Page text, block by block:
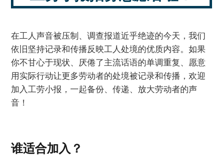
在工人声音被压制、调查报道近乎绝迹的今天，我们
依旧坚持记录和传播反映工人处境的优质内容。如果
你不甘心于现状、厌倦了主流话语的单调重复、愿意
用实际行动让更多劳动者的处境被记录和传播，欢迎
加入工劳小报，一起备份、传递、放大劳动者的声
音！
谁适合加入？